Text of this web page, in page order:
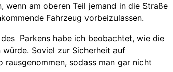
am oberen Teil jemand in die Straße
Fahrzeug vorbeizulassen.
Parkens habe ich beobachtet, wie die
Soviel zur Sicherheit auf
sodass man gar nicht